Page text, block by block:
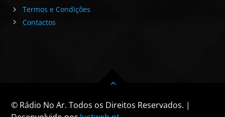
Termos e Condições
Contactos
© Rádio No Ar. Todos os Direitos Reservados. |